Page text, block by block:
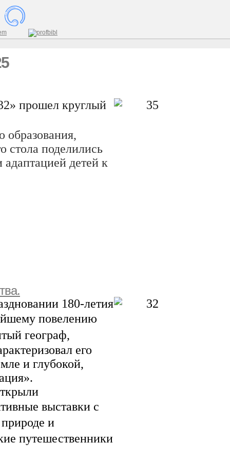
прошел круглый
образования,
стола поделились
детей к
180-летия
повелению
географ,
его
и глубокой,
выставки с
и
путешественники